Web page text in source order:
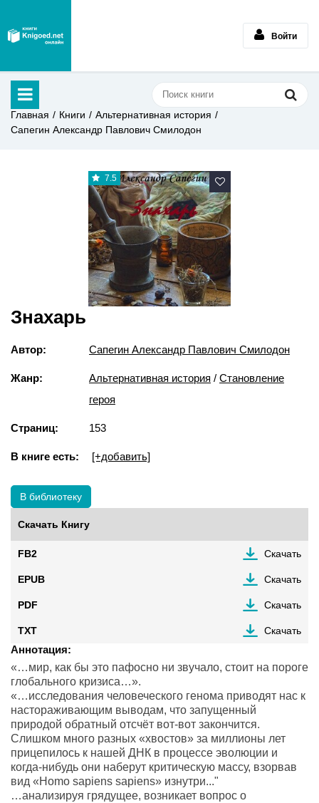
Войти
Главная Книги
Альтернативная история
Сапегин Александр Павлович Смилодон
7.5
Знахарь
Автор: Сапегин Александр Павлович Смилодон
Жанр: Альтернативная история / Становление
героя
Страниц: 153
В книге есть: [+добавить]
В библиотеку
Скачать Книгу
FB2 Скачать
EPUB Скачать
PDF Скачать
TXT Скачать
Аннотация:
«…мир, как бы это пафосно ни звучало, стоит на пороге
глобального кризиса…».
«…исследования человеческого генома приводят нас к
настораживающим выводам, что запущенный
природой обратный отсчёт вот-вот закончится.
Слишком много разных «хвостов» за миллионы лет
прицепилось к нашей ДНК в процессе эволюции и
когда-нибудь они наберут критическую массу, взорвав
вид «Homo sapiens sapiens» изнутри..."
…анализируя грядущее, возникает вопрос о